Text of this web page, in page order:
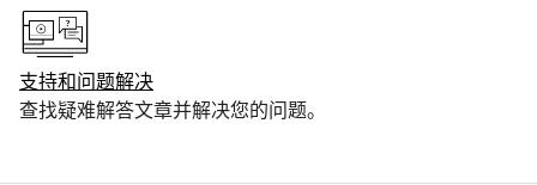
支持和问题解决
查找疑难解答文章并解决您的问题。